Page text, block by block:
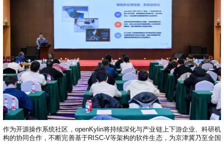
本
t
X
o
p
e
n
K
y
l
公
告
与
反
馈
声
明
作为开源操作系统社区，openKylin将持续深化与产业链上下游企业、科研机
构的协同合作，不断完善基于RISC-V等架构的软件生态，为京津冀乃至全国